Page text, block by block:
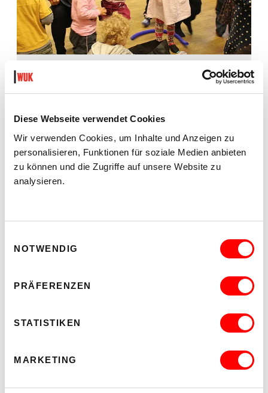
Diese Webseite verwendet Cookies
Wir verwenden Cookies, um Inhalte und Anzeigen zu
personalisieren, Funktionen für soziale Medien anbieten
zu können und die Zugriffe auf unsere Website zu
analysieren.
NOTWENDIG
PRÄFERENZEN
STATISTIKEN
MARKETING
Comics zeichnen? Theater spielen? Ferienangebote?
Hier wirst du fündig!
KREATIVITÄT & HANDWERK
MEHR